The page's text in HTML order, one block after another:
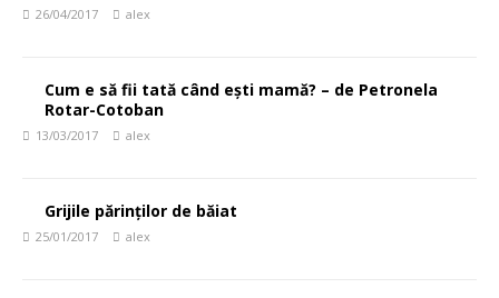
26/04/2017 alex
Cum e să fii tată când ești mamă? – de Petronela
Rotar-Cotoban
13/03/2017 alex
Grijile părinților de băiat
25/01/2017 alex